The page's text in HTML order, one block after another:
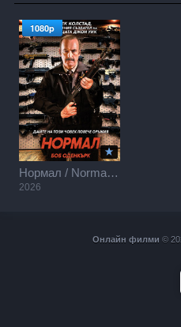
Нормал / Normal (2026)
2026
1080p
Онлайн филми ©